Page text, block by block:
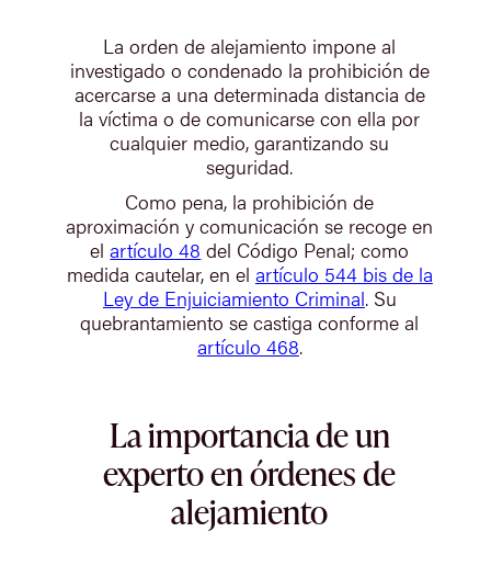
La orden de alejamiento impone al
investigado o condenado la prohibición de
acercarse a una determinada distancia de
la víctima o de comunicarse con ella por
cualquier medio, garantizando su
seguridad.
Como pena, la prohibición de
aproximación y comunicación se recoge en
elartículo 48 del Código Penal; como
medida cautelar, en el artículo 544 bis de la
Ley de Enjuiciamiento Criminal. Su
quebrantamiento se castiga conforme al
artículo 468.
La importancia de un
experto en órdenes de
alejamiento